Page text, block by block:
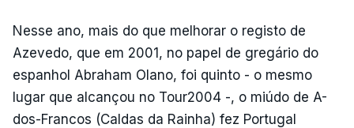
Nesse ano, mais do que melhorar o registo de
Azevedo, que em 2001, no papel de gregário do
espanhol Abraham Olano, foi quinto - o mesmo
lugar que alcançou no Tour2004 -, o miúdo de A-
dos-Francos (Caldas da Rainha) fez Portugal